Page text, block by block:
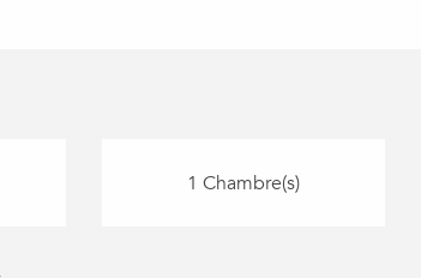
1 Chambre(s)